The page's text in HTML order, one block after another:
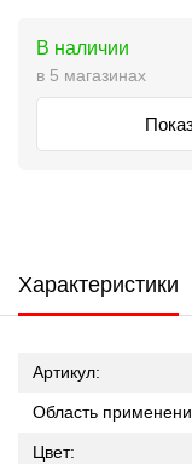
В наличии
в 5 магазинах
Характеристики
Артикул:
Область
Цвет: